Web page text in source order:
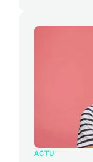
ACTU